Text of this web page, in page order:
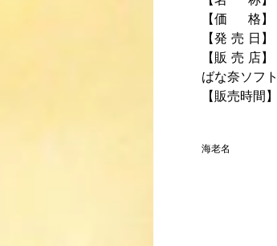
【価 格】
【発 売 日
【販 売 店
ばな奈ソフ
【販売時
海老名